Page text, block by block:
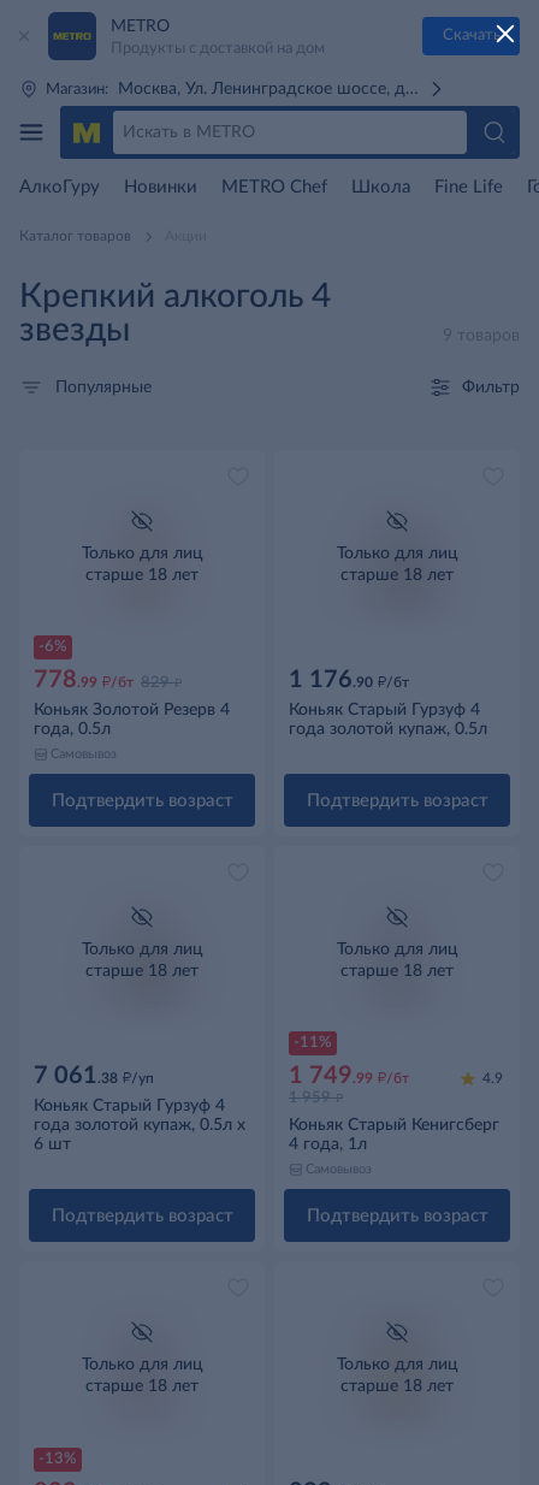
METRO
Продукты с доставкой на дом
Скачать
Магазин: Москва, Ул. Ленинградское шоссе, д. 71Г (м. Речной
АлкоГуру Новинки METRO Chef Школа Fine Life
Каталог товаров
Крепкий алкоголь 4
звезды
9 товаров
Популярные Фильтр
-6%
Только для лиц
старше 18 лет
778.99 д/бт 829 д
Коньяк Золотой Резерв 4
года, 0.5л
Самовывоз
Подтвердить возраст
Только для лиц
старше 18 лет
1 176.90 д/бт
Коньяк Старый Гурзуф 4
года золотой купаж, 0.5л
Подтвердить возраст
Только для лиц
старше 18 лет
7 061.38 д/уп
Коньяк Старый Гурзуф 4
года золотой купаж, 0.5л x
6 шт
Подтвердить возраст
-11%
Только для лиц
старше 18 лет
1 749.99 д/бт
1 959 д
4.9
Коньяк Старый Кенигсберг
4 года, 1л
Самовывоз
Подтвердить возраст
-13%
Только для лиц
старше 18 лет
Только для лиц
старше 18 лет